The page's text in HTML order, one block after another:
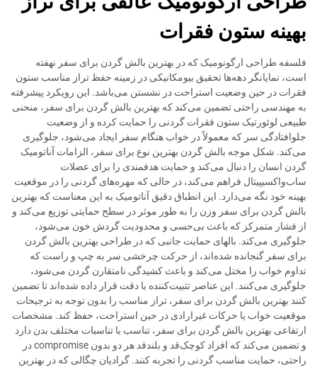
بهینه ستون فقرات
فلسفه طراحی ارگونومیک که در بهترین بالش گردن برای سفر نهفته
است، نمایانگر دهه‌ها تحقیق بیومکانیکی در زمینه حفظ تراز مناسب ستون
فقرات در حین وضعیت استراحت در نشستن می‌باشد. این رویکرد پیشرفته
به مهندسی راحتی تضمین می‌کند که بهترین بالش گردن برای سفر، منحنی
طبیعی لوئورتیک ستون فقرات گردنی را حمایت کرده و از وضعیت
جلوافتادگی سر که معمولاً در خواب هنگام سفر ایجاد می‌شود، جلوگیری
می‌کند. شکل موجه بالش گردن بهترین نوع برای سفر، الزامات آناتومیک
گردن انسان را دنبال می‌کند و حمایت هدفمندی را برای عضلات
ساب‌واکسیپیتال فراهم می‌کند، در حالی که مهره‌های گردنی را در موقعیت
بهینه خود نگه می‌دارد. این انطباق دقیق آناتومیک به این معناست که بهترین
بالش گردن برای سفر وزن را به طور موثر در سطح حمایتی توزیع می‌کند و
از فشار متمرکز که باعث بی‌حسی و محدودیت گردش خون می‌شود،
جلوگیری می‌کند. بالهای حمایت جانبی که در طراحی بهترین بالش گردن
برای سفر گنجانده شده‌اند، از حرکت چرخشی سر به چپ و راست که
تداوم خواب را مختل می‌کند و باعث کشیدگی نامتقارن گردن می‌شود،
جلوگیری می‌کنند. این عناصر تثبیت‌کننده با دقت قرار داده شده‌اند تا تضمین
کنند بهترین بالش گردن برای سفر، تراز مناسب را بدون توجه به ترجیحات
موقعیت خواب یا حرکات غیرارادی در حین استراحت، حفظ کند. مشخصات
ارتفاعی بهترین بالش گردن برای سفر، تناسب با تناسبات مختلف بدن دارد
و تضمین می‌کند که افراد کوچک‌قد و بلندقد هر دو بدون compromise در
راحتی، حمایت مناسب گردنی را تجربه کنند. گرادیان چگالی که در بهترین